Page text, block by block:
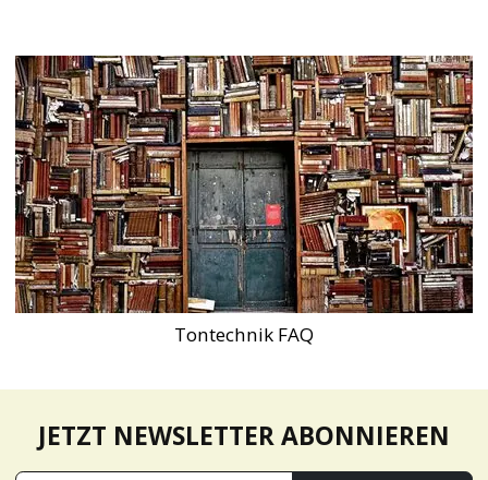
Tontechnik FAQ
JETZT NEWSLETTER ABONNIEREN